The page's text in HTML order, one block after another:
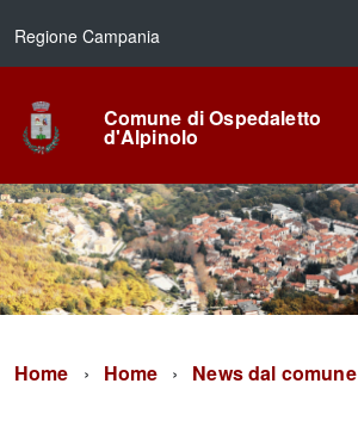
Regione Campania
Comune di Ospedaletto
d'Alpinolo
Home Home News dal comune